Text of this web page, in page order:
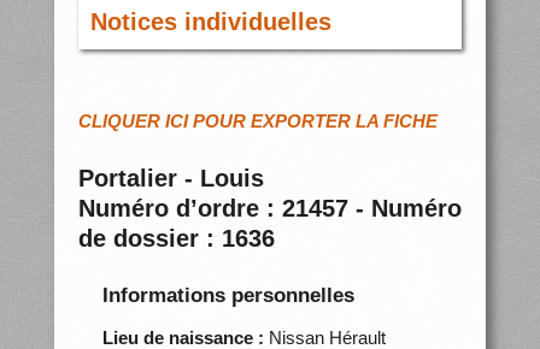
Notices individuelles
CLIQUER ICI POUR EXPORTER LA FICHE
Portalier - Louis
Numéro d’ordre : 21457 - Numéro
de dossier : 1636
Informations personnelles
Lieu de naissance : Nissan Hérault